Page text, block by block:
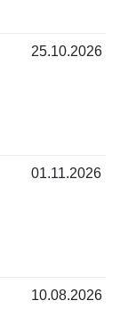
25.10.2026
01.11.2026
10.08.2026